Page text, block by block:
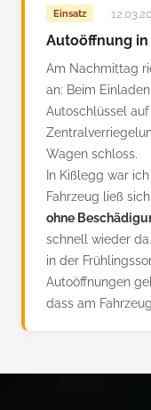
Einsatz
Autoöffnung
Am Nachmittag
an: Beim
Autoschlüssel
Wagen schloss.
In Kißlegg war
Fahrzeug ließ
ohne
schnell wieder
in der
Autoöffnungen
dass am